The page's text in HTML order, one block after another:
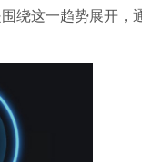
绕这一趋势展开，